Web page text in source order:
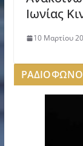
Ιωνίας
10 Μαρτίου
ΡΑΔΙΟΦΩΝΟ